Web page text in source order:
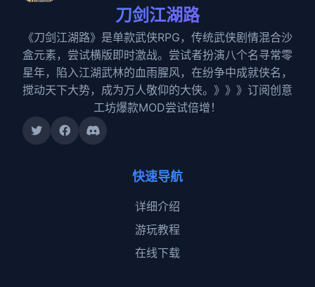
刀剑江湖路
《刀剑江湖路》是单款武侠RPG，传统武侠剧情混合沙
盒元素，尝试横版即时激战。尝试者扮演八个名寻常零
星年，陷入江湖武林的血雨腥风，在纷争中成就侠名，
搅动天下大势，成为万人敬仰的大侠。》》》订阅创意
工坊爆款MOD尝试倍增！
快速导航
详细介绍
游玩教程
在线下载